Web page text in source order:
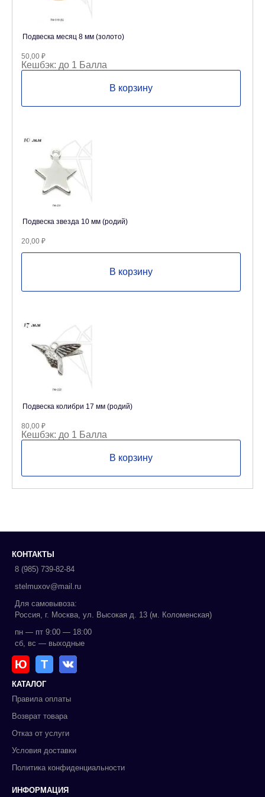
Подвеска месяц 8 мм (золото)
50,00 ₽
Кешбэк: до 1 Балла
В корзину
Подвеска звезда 10 мм (родий)
20,00 ₽
В корзину
Подвеска колибри 17 мм (родий)
80,00 ₽
Кешбэк: до 1 Балла
В корзину
КОНТАКТЫ
8 (985) 739-82-84
stelmuxov@mail.ru
Для самовывоза:
Россия, г. Москва, ул. Высокая д. 13 (м. Коломенская)
пн — пт 9:00 — 18:00
сб, вс — выходные
Ю Т
КАТАЛОГ
Правила оплаты
Возврат товара
Отказ от услуги
Условия доставки
Политика конфиденциальности
ИНФОРМАЦИЯ